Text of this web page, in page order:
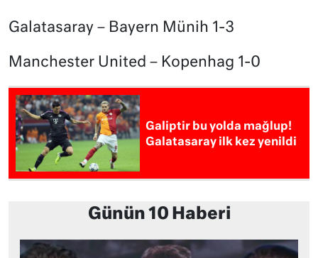
Galatasaray – Bayern Münih 1-3
Manchester United – Kopenhag 1-0
Galiptir bu yolda mağlup!
Galatasaray ilk kez yenildi
Günün 10 Haberi